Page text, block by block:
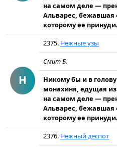
на самом деле —
Альварес, бежавшая
которому ее
Н
2375. Нежные узы
Смит Б.
Никому бы и в
монахиня, едущая
на самом деле —
Альварес, бежавшая
которому ее
2376. Нежный деспот